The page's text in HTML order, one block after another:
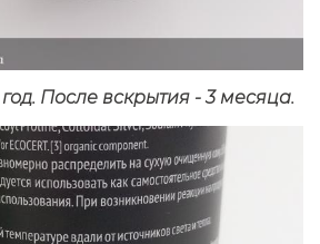
год. После вскрытия - 3 месяца.